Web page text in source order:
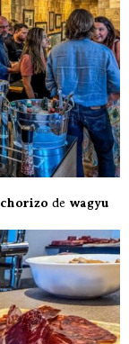
chorizo de wagyu